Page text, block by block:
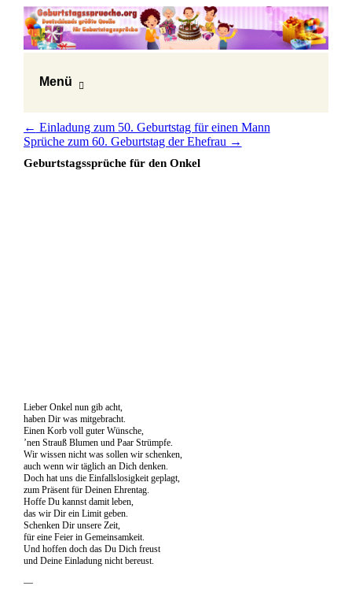
Menü
← Einladung zum 50. Geburtstag für einen Mann
Sprüche zum 60. Geburtstag der Ehefrau →
Geburtstagssprüche für den Onkel
Lieber Onkel nun gib acht,
haben Dir was mitgebracht.
Einen Korb voll guter Wünsche,
’nen Strauß Blumen und Paar Strümpfe.
Wir wissen nicht was sollen wir schenken,
auch wenn wir täglich an Dich denken.
Doch hat uns die Einfallslosigkeit geplagt,
zum Präsent für Deinen Ehrentag.
Hoffe Du kannst damit leben,
das wir Dir ein Limit geben.
Schenken Dir unsere Zeit,
für eine Feier in Gemeinsamkeit.
Und hoffen doch das Du Dich freust
und Deine Einladung nicht bereust.
—